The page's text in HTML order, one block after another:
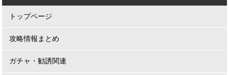
トップページ
攻略情報まとめ
ガチャ・勧誘関連